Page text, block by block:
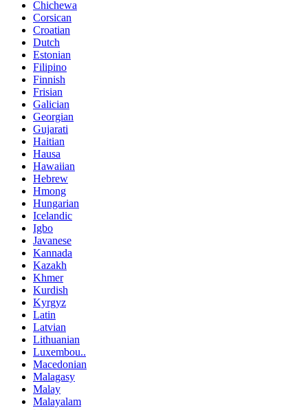
Chichewa
Corsican
Croatian
Dutch
Estonian
Filipino
Finnish
Frisian
Galician
Georgian
Gujarati
Haitian
Hausa
Hawaiian
Hebrew
Hmong
Hungarian
Icelandic
Igbo
Javanese
Kannada
Kazakh
Khmer
Kurdish
Kyrgyz
Latin
Latvian
Lithuanian
Luxembou..
Macedonian
Malagasy
Malay
Malayalam